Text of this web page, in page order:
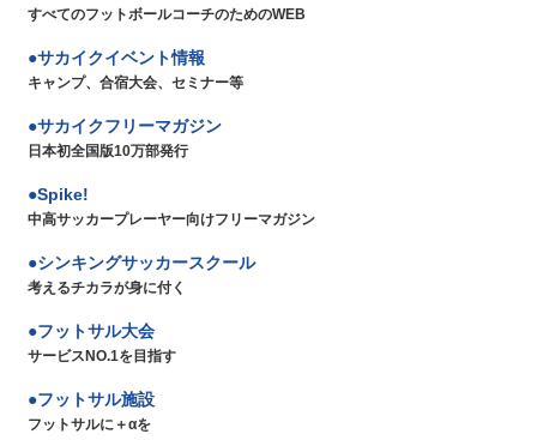
すべてのフットボールコーチのためのWEB
サカイクイベント情報
キャンプ、合宿大会、セミナー等
サカイクフリーマガジン
日本初全国版10万部発行
Spike!
中高サッカープレーヤー向けフリーマガジン
シンキングサッカースクール
考えるチカラが身に付く
フットサル大会
サービスNO.1を目指す
フットサル施設
フットサルに＋αを